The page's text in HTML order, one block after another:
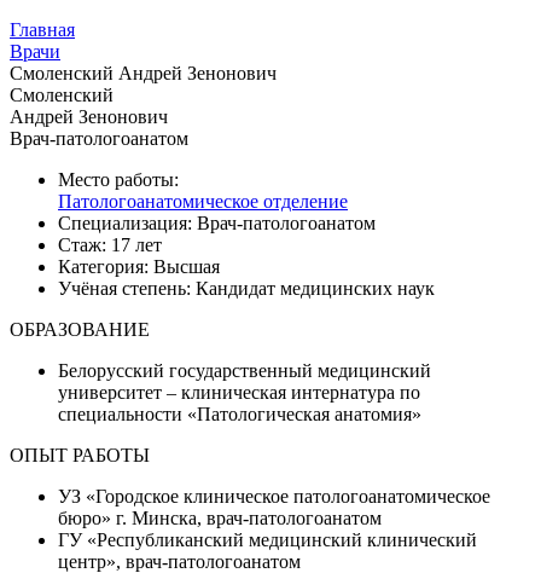
Главная
Врачи
Смоленский Андрей Зенонович
Смоленский
Андрей Зенонович
Врач-патологоанатом
Место работы:
Патологоанатомическое отделение
Специализация: Врач-патологоанатом
Стаж: 17 лет
Категория: Высшая
Учёная степень: Кандидат медицинских наук
ОБРАЗОВАНИЕ
Белорусский государственный медицинский
университет – клиническая интернатура по
специальности «Патологическая анатомия»
ОПЫТ РАБОТЫ
УЗ «Городское клиническое патологоанатомическое
бюро» г. Минска, врач-патологоанатом
ГУ «Республиканский медицинский клинический
центр», врач-патологоанатом